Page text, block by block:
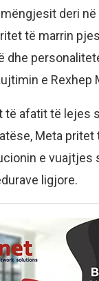
deri
të marrin
dhe
e Rexhep
të afatit të lejes
Meta pritet
e vuajtjes
ligjore.